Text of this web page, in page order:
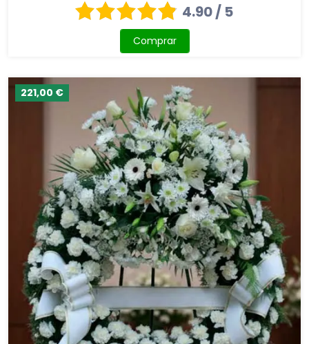
4.90 / 5
Comprar
221,00 €